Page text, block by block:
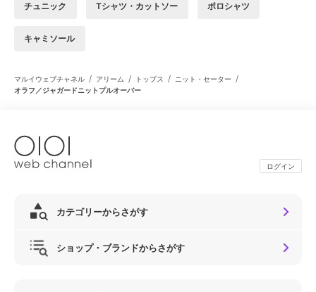
チュニック Tシャツ・カットソー ポロシャツ
キャミソール
マルイウェブチャネル / アリーム / トップス / ニット・セーター /
オラフ／ジャガードニットプルオーバー
ログイン
カテゴリーからさがす
ショップ・ブランドからさがす